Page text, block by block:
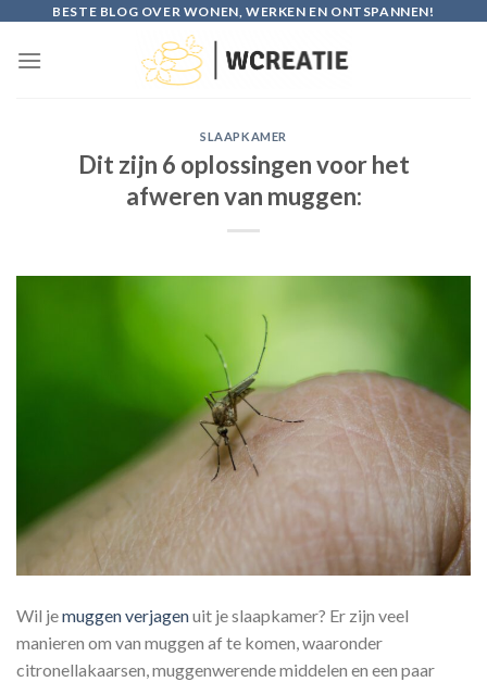
content
BESTE BLOG OVER WONEN, WERKEN EN ONTSPANNEN!
SLAAPKAMER
Dit zijn 6 oplossingen voor het
afweren van muggen:
Wil jemuggen verjagenuit je slaapkamer? Er zijn veel
manieren om van muggen af te komen, waaronder
citronellakaarsen, muggenwerende middelen en een paar